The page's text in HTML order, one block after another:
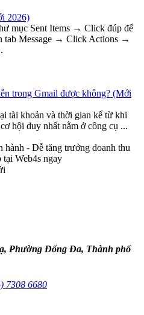
2026)
mục Sent Items → Click đúp để
tab Message → Click Actions →
trong Gmail được không? (Mới
tài khoản và thời gian kể từ khi
hội duy nhất nằm ở công cụ ...
- Dễ tăng trưởng doanh thu
tại Web4s ngay
Phường Đống Đa, Thành phố
7308 6680